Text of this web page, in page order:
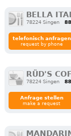
BELLA
78224 Singen
telefonisch anfragen
request by phone
RÜD'S
78224 Singen
Anfrage stellen
make a request